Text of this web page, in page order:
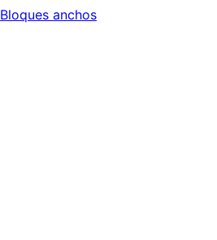
Bloques anchos